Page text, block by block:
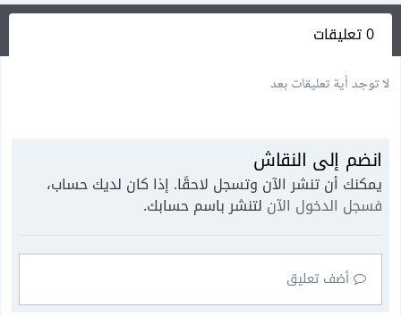
0 تعليقات
لا توجد أية تعليقات بعد
انضم إلى النقاش
يمكنك أن تنشر الآن وتسجل لاحقًا. إذا كان لديك حساب،
فسجل الدخول الآن لتنشر باسم حسابك.
أضف تعليق